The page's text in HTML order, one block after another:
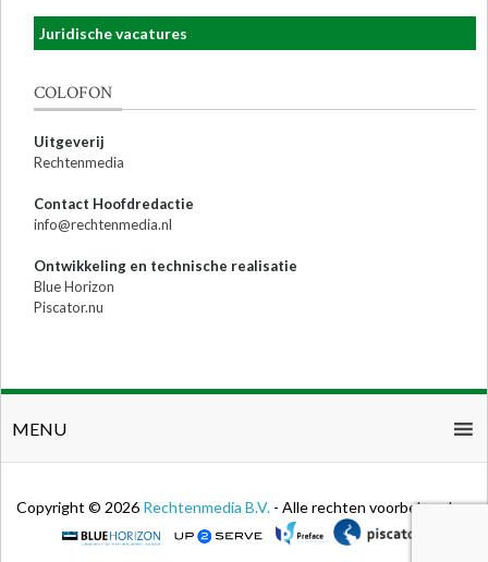
Juridische vacatures
COLOFON
Uitgeverij
Rechtenmedia
Contact Hoofdredactie
info@rechtenmedia.nl
Ontwikkeling en technische realisatie
Blue Horizon
Piscator.nu
MENU
Copyright © 2026 Rechtenmedia B.V. - Alle rechten voorbehouden.